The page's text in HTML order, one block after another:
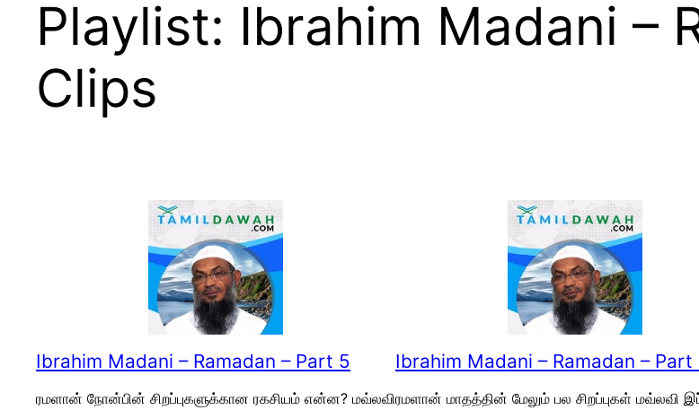
Playlist: Ibrahim Madani –
Clips
Ibrahim Madani – Ramadan – Part 5
ரமளான் நோன்பின் சிறப்புகளுக்கான ரகசியம் என்ன? மவ்லவி
Ibrahim Madani – Ramadan – Part
ரமளான் மாதத்தின் மேலும் பல சிறப்புகள் மவ்லவி